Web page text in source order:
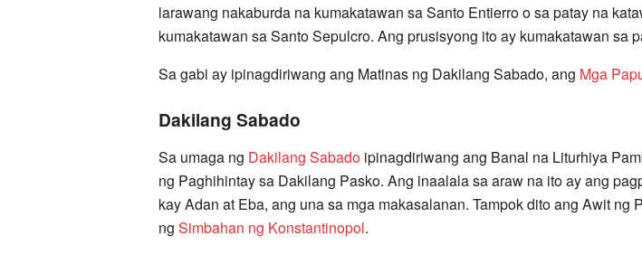
larawang nakaburda na kumakatawan sa Santo Entierro o sa patay na
kumakatawan sa Santo Sepulcro. Ang prusisyong ito ay kumakatawan sa
Sa gabi ay ipinagdiriwang ang Matinas ng Dakilang Sabado, ang Mga
Dakilang Sabado
Sa umaga ng Dakilang Sabado ipinagdiriwang ang Banal na Liturhiya
ng Paghihintay sa Dakilang Pasko. Ang inaalala sa araw na ito ay ang
kay Adan at Eba, ang una sa mga makasalanan. Tampok dito ang Awit
ngSimbahan ng Konstantinopol.